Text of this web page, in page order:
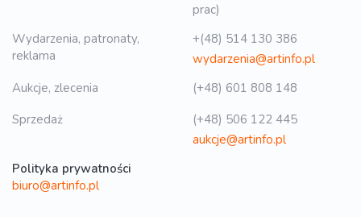
prac)
Wydarzenia, patronaty,
reklama
+(48) 514 130 386
wydarzenia@artinfo.pl
Aukcje, zlecenia
(+48) 601 808 148
Sprzedaż
(+48) 506 122 445
aukcje@artinfo.pl
Polityka prywatności
biuro@artinfo.pl